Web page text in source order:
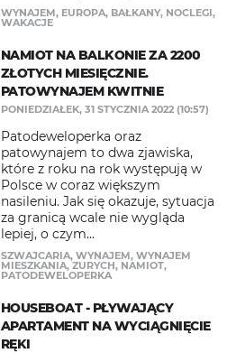
WYNAJEM, EUROPA, BAŁKANY, NOCLEGI,
WAKACJE
NAMIOT NA BALKONIE ZA 2200
ZŁOTYCH MIESIĘCZNIE.
PATOWYNAJEM KWITNIE
PONIEDZIAŁEK, 31 STYCZNIA 2022 (10:57)
Patodeweloperka oraz
patowynajem to dwa zjawiska,
które z roku na rok występują w
Polsce w coraz większym
nasileniu. Jak się okazuje, sytuacja
za granicą wcale nie wygląda
lepiej, o czym...
SZWAJCARIA, WYNAJEM, WYNAJEM
MIESZKANIA, ZURYCH, NAMIOT,
PATODEWELOPERKA
HOUSEBOAT - PŁYWAJĄCY
APARTAMENT NA WYCIĄGNIĘCIE
RĘKI